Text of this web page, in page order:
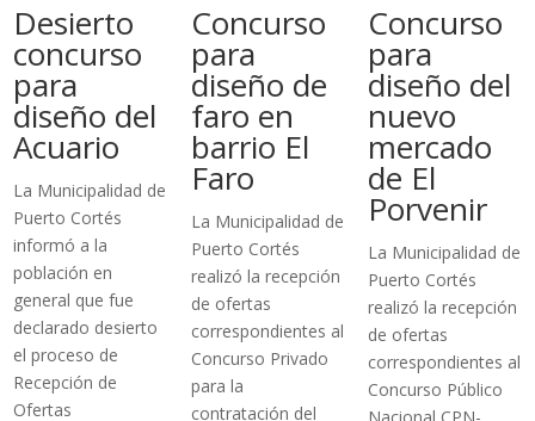
Desierto
concurso
para
diseño del
Acuario
La Municipalidad de
Puerto Cortés
informó a la
población en
general que fue
declarado desierto
el proceso de
Recepción de
Ofertas
Concurso
para
diseño de
faro en
barrio El
Faro
La Municipalidad de
Puerto Cortés
realizó la recepción
de ofertas
correspondientes al
Concurso Privado
para la
contratación del
Concurso
para
diseño del
nuevo
mercado
de El
Porvenir
La Municipalidad de
Puerto Cortés
realizó la recepción
de ofertas
correspondientes al
Concurso Público